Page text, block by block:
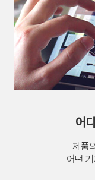
어
제품
어떤